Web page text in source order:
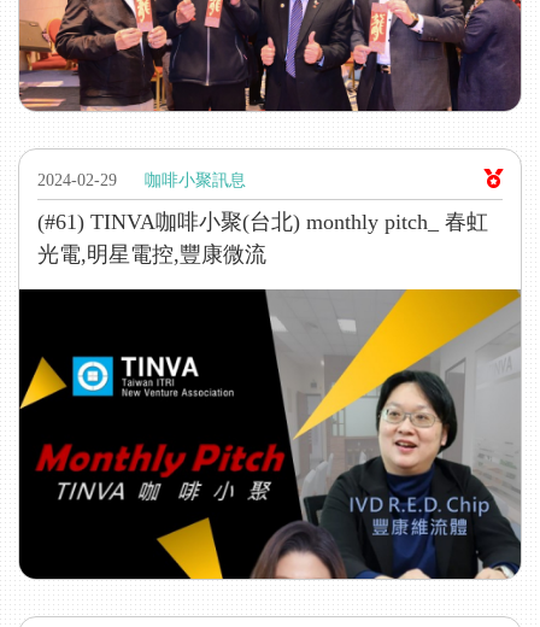
2024-02-29 咖啡小聚訊息
(#61) TINVA咖啡小聚(台北) monthly pitch_ 春虹
光電,明星電控,豐康微流